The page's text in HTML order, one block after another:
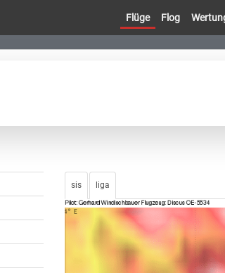
Flüge Flog
sis liga